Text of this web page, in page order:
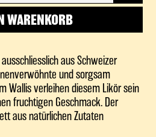
WARENKORB
aus Schweizer
und sorgsam
Wallis verleihen diesem Likör sein
fruchtigen Geschmack. Der
aus natürlichen Zutaten